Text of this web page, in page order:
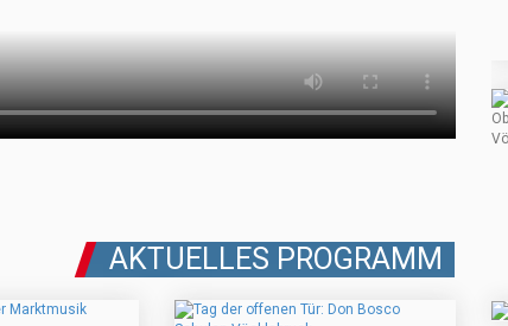
AKTUELLES PROGRAMM